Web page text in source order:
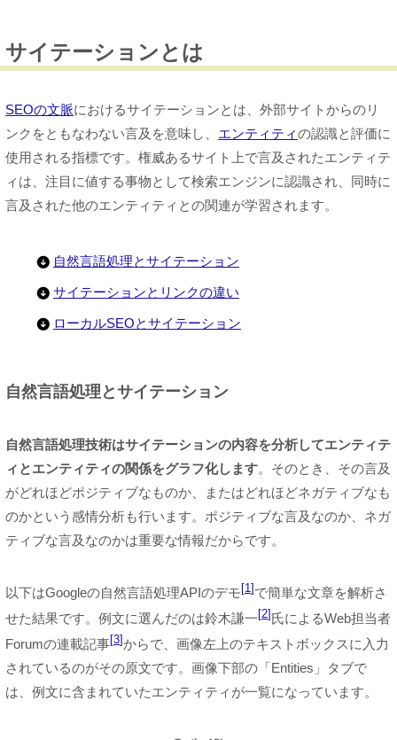
サイテーションとは
SEOの文脈におけるサイテーションとは、外部サイトからのリ
ンクをともなわない言及を意味し、 エンティティの認識と評価に
使用される指標です。権威あるサイト上で言及されたエンティテ
ィは、注目に値する事物として検索エンジンに認識され、同時に
言及された他のエンティティとの関連が学習されます。
自然言語処理とサイテーション
サイテーションとリンクの違い
ローカルSEOとサイテーション
自然言語処理とサイテーション
自然言語処理技術はサイテーションの内容を分析してエンティテ
ィとエンティティの関係をグラフ化します。そのとき、その言及
がどれほどポジティブなものか、またはどれほどネガティブなも
のかという感情分析も行います。ポジティブな言及なのか、ネガ
ティブな言及なのかは重要な情報だからです。
以下はGoogleの自然言語処理APIのデモ 1 で簡単な文章を解析さ
せた結果です。例文に選んだのは鈴木謙一 2 氏によるWeb担当者
Forumの連載記事 3 からで、画像左上のテキストボックスに入力
されているのがその原文です。画像下部の「Entities」タブで
は、例文に含まれていたエンティティが一覧になっています。